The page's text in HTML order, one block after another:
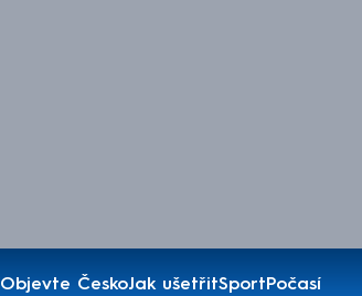
Objevte ČeskoJak ušetřitSportPočasí